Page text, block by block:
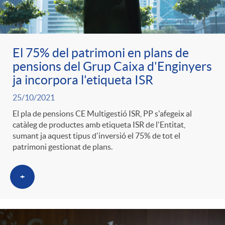
r
a
S
a
l
a
ó
p
e
r
c
a
t
t
e
n
i
d
o
A
l
c
a
d
o
r
El 75% del patrimoni en plans de
pensions del Grup Caixa d'Enginyers
ja incorpora l'etiqueta ISR
25/10/2021
El pla de pensions CE Multigestió ISR, PP s'afegeix al
catàleg de productes amb etiqueta ISR de l'Entitat,
sumant ja aquest tipus d'inversió el 75% de tot el
patrimoni gestionat de plans.
+